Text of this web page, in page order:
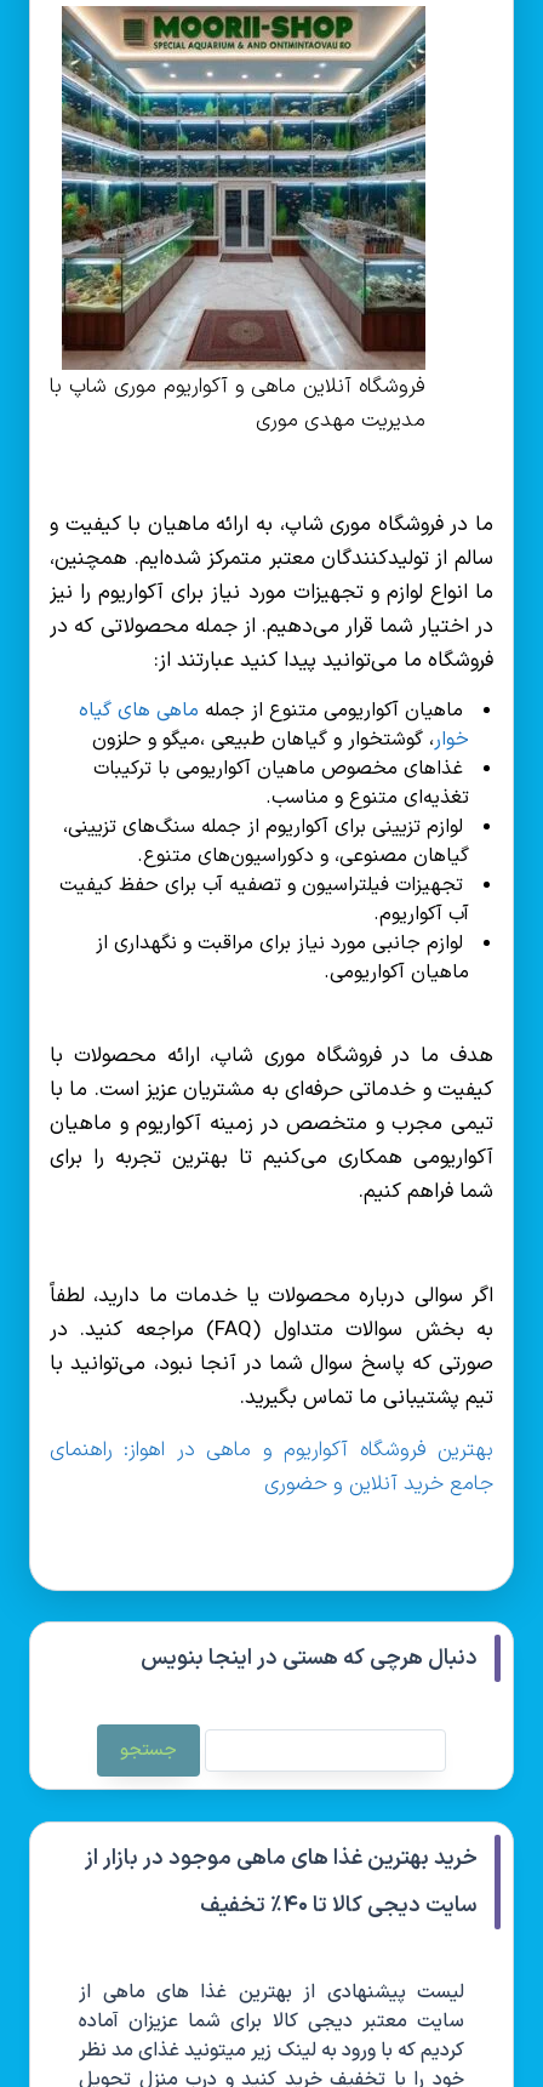
فروشگاه آنلاین ماهی و آکواریوم موری شاپ با
مدیریت مهدی موری
ما در فروشگاه موری شاپ، به ارائه ماهیان با کیفیت و
سالم از تولیدکنندگان معتبر متمرکز شده‌ایم. همچنین،
ما انواع لوازم و تجهیزات مورد نیاز برای آکواریوم را نیز
در اختیار شما قرار می‌دهیم. از جمله محصولاتی که در
فروشگاه ما می‌توانید پیدا کنید عبارتند از:
ماهیان آکواریومی متنوع از جمله ماهی های گیاه
خوار، گوشتخوار و گیاهان طبیعی ،میگو و حلزون
غذاهای مخصوص ماهیان آکواریومی با ترکیبات
تغذیه‌ای متنوع و مناسب.
لوازم تزیینی برای آکواریوم از جمله سنگ‌های تزیینی،
گیاهان مصنوعی، و دکوراسیون‌های متنوع.
تجهیزات فیلتراسیون و تصفیه آب برای حفظ کیفیت
آب آکواریوم.
لوازم جانبی مورد نیاز برای مراقبت و نگهداری از
ماهیان آکواریومی.
هدف ما در فروشگاه موری شاپ، ارائه محصولات با
کیفیت و خدماتی حرفه‌ای به مشتریان عزیز است. ما با
تیمی مجرب و متخصص در زمینه آکواریوم و ماهیان
آکواریومی همکاری می‌کنیم تا بهترین تجربه را برای
شما فراهم کنیم.
اگر سوالی درباره محصولات یا خدمات ما دارید، لطفاً
به بخش سوالات متداول (FAQ) مراجعه کنید. در
صورتی که پاسخ سوال شما در آنجا نبود، می‌توانید با
تیم پشتیبانی ما تماس بگیرید.
بهترین فروشگاه آکواریوم و ماهی در اهواز: راهنمای
جامع خرید آنلاین و حضوری
دنبال هرچی که هستی در اینجا بنویس
خرید بهترین غذا های ماهی موجود در بازار از
سایت دیجی کالا تا ۴۰٪ تخفیف
لیست پیشنهادی از بهترین غذا های ماهی از
سایت معتبر دیجی کالا برای شما عزیزان آماده
کردیم که با ورود به لینک زیر میتونید غذای مد نظر
خود را با تخفیف خرید کنید و درب منزل تحویل